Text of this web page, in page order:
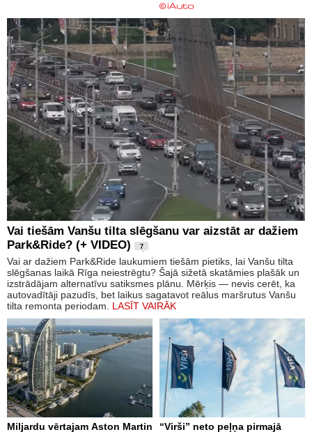
Vai tiešām Vanšu tilta slēgšanu var aizstāt ar dažiem
Park&Ride? (+ VIDEO)
7
Vai ar dažiem Park&Ride laukumiem tiešām pietiks, lai Vanšu tilta
slēgšanas laikā Rīga neiestrēgtu? Šajā sižetā skatāmies plašāk un
izstrādājam alternatīvu satiksmes plānu. Mērķis — nevis cerēt, ka
autovadītāji pazudīs, bet laikus sagatavot reālus maršrutus Vanšu
tilta remonta periodam. LASĪT VAIRĀK
Miljardu vērtajam Aston Martin
“Virši” neto peļņa pirmajā